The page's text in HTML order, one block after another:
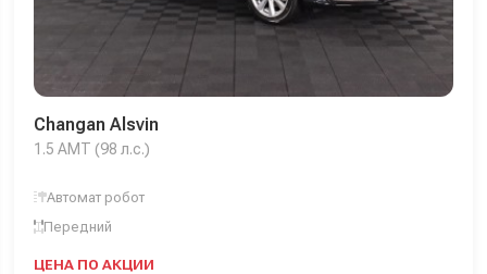
Changan Alsvin
1.5 AMT (98 л.с.)
Автомат робот
Передний
ЦЕНА ПО АКЦИИ